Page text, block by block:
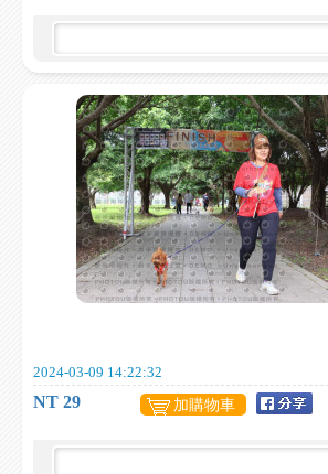
2024-03-09 14:22:32
NT 29 加購物車